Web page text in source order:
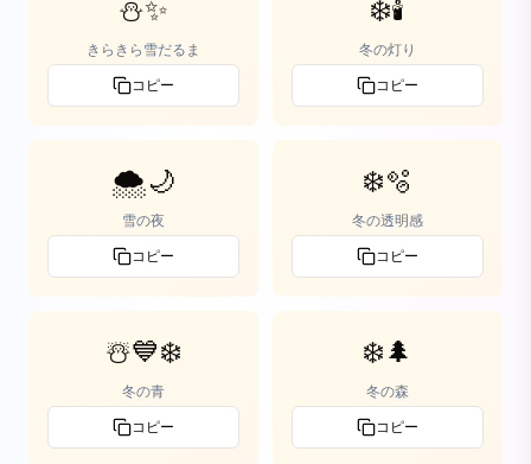
⛄✨
きらきら雪だるま
コピー
❄️🕯️
冬の灯り
コピー
🌨️🌙
雪の夜
コピー
❄️🫧
冬の透明感
コピー
☃️💙❄️
冬の青
コピー
❄️🌲
冬の森
コピー